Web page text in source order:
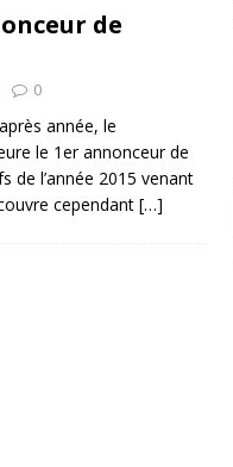
de
0
année, le
le 1er annonceur de
de l’année 2015 venant
cependant […]